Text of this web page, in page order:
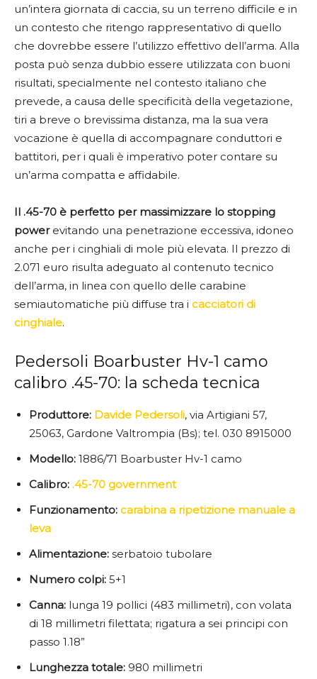
un’intera giornata di caccia, su un terreno difficile e in
un contesto che ritengo rappresentativo di quello
che dovrebbe essere l’utilizzo effettivo dell’arma. Alla
posta può senza dubbio essere utilizzata con buoni
risultati, specialmente nel contesto italiano che
prevede, a causa delle specificità della vegetazione,
tiri a breve o brevissima distanza, ma la sua vera
vocazione è quella di accompagnare conduttori e
battitori, per i quali è imperativo poter contare su
un’arma compatta e affidabile.
Il .45-70 è perfetto per massimizzare lo stopping
powerevitando una penetrazione eccessiva, idoneo
anche per i cinghiali di mole più elevata. Il prezzo di
2.071 euro risulta adeguato al contenuto tecnico
dell’arma, in linea con quello delle carabine
semiautomatiche più diffuse tra i cacciatori di
cinghiale.
Pedersoli Boarbuster Hv-1 camo
calibro .45-70: la scheda tecnica
Produttore: Davide Pedersoli, via Artigiani 57,
25063, Gardone Valtrompia (Bs); tel. 030 8915000
Modello: 1886/71 Boarbuster Hv-1 camo
Calibro: .45-70 government
Funzionamento: carabina a ripetizione manuale a
leva
Alimentazione: serbatoio tubolare
Numero colpi: 5+1
Canna: lunga 19 pollici (483 millimetri), con volata
di 18 millimetri filettata; rigatura a sei principi con
passo 1.18”
Lunghezza totale: 980 millimetri